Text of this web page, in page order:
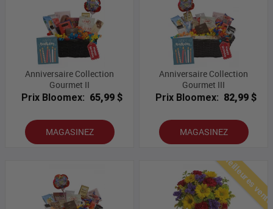
Anniversaire Collection
Gourmet II
Prix Bloomex: 65,99 $
MAGASINEZ
Anniversaire Collection
Gourmet III
Prix Bloomex: 82,99 $
MAGASINEZ
Meilleures